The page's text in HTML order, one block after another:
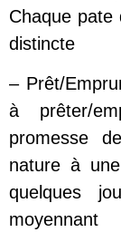
Chaque
distincte
– Prêt/
à prêter/
promesse
nature à
quelques